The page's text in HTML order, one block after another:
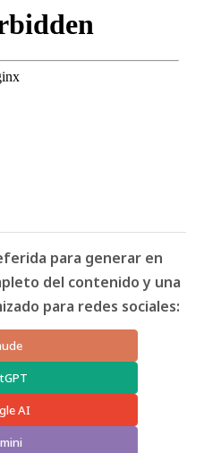
para generar en
del contenido y una
para redes sociales:
AI